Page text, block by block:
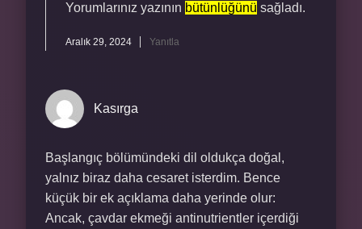
Yorumlarınız yazının bütünlüğünü sağladı.
Aralık 29, 2024 Yanıtla
Kasırga
Başlangıç bölümündeki dil oldukça doğal,
yalnız biraz daha cesaret isterdim. Bence
küçük bir ek açıklama daha yerinde olur:
Ancak, çavdar ekmeği antinutrientler içerdiği